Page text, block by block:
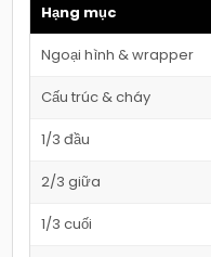
Hạng mục
Ngoại hình & wrapper
Cấu trúc & cháy
1/3 đầu
2/3 giữa
1/3 cuối